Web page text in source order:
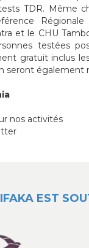
TDR. Même
Régionale
et le CHU
testées
gratuit inclus
seront également
nos activités
EST